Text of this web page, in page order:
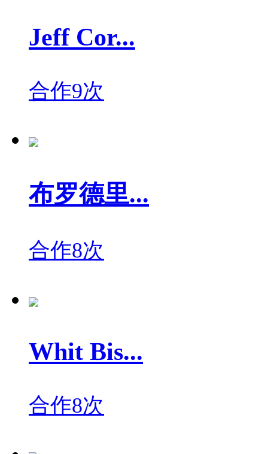
Jeff Cor...
合作9次
布罗德里...
合作8次
Whit Bis...
合作8次